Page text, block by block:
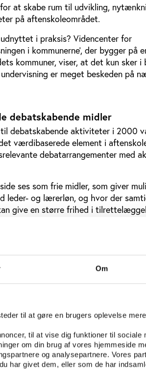
Om
til at gøre en brugers oplevelse mere
til at vise dig funktioner til sociale
om din brug af vores hjemmeside
og analysepartnere. Vores
har givet dem, eller som de har
at skabe rum til udvikling,
på aftenskoleområdet.
i praksis? Videncenter for
i kommunerne’, der bygger på
kommuner, viser, at det kun sker
er meget beskeden på
debatskabende midler
debatskabende aktiviteter i 2000
værdibaserede element i
debatarrangementer med
ses som frie midler, som giver
leder- og lærerløn, og hvor der
give en større frihed i
ses som en øremærket del af det
økonomisk råderum til traditionelle
ikke benytter tilskuddet, skal det
at aftenskolen kan overføre mindre
er aftenskoler, som ikke
og som derfor betaler dem helt
gør det sig gældende for over
har angivet, hvor mange aftenskoler
midler (andelen af aftenskoler i